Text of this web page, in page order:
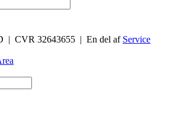
| CVR 32643655 | En del af Service